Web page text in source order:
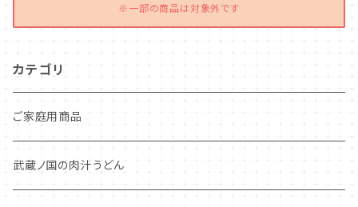
※一部の商品は対象外です
カテゴリ
ご家庭用商品
武蔵ノ国の肉汁うどん